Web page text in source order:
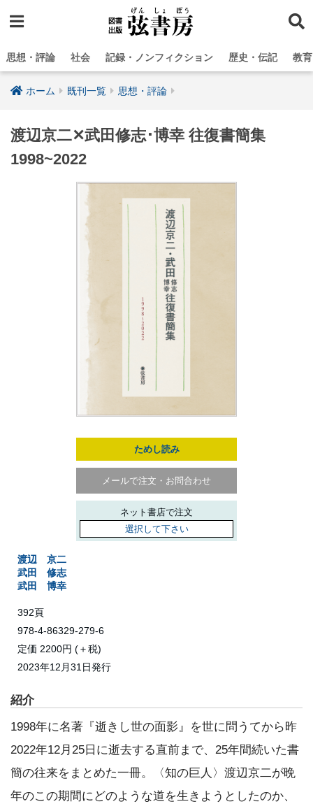
思想・評論 社会 記録・ノンフィクション 歴史・伝記 教
ホーム 既刊一覧 思想・評論
渡辺京二✕武田修志･博幸 往復書簡集
1998~2022
ためし読み
メールで注文・お問合わせ
ネット書店で注文
選択して下さい
渡辺 京二
武田 修志
武田 博幸
392頁
978-4-86329-279-6
定価 2200円 (＋税)
2023年12月31日発行
紹介
1998年に名著『逝きし世の面影』を世に問うてから昨
2022年12月25日に逝去する直前まで、25年間続いた書
簡の往来をまとめた一冊。〈知の巨人〉渡辺京二が晩
年のこの期間にどのような道を生きようとしたのか、